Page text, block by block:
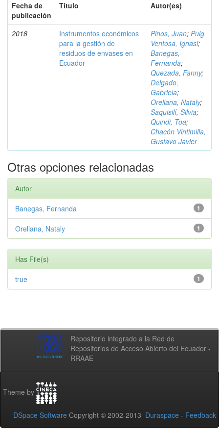
Fecha de
publicación
Título Autor(es)
2018
Instrumentos económicos
para la gestión de
residuos de envases en
Ecuador
Pinos, Juan; Puig
Ventosa, Ignasi;
Banegas,
Fernanda;
Quezada, Fanny;
Delgado,
Gabriela;
Orellana, Nataly;
Saquisilí, Silvia;
Quindi, Toa;
Chacón Vintimilla,
Gustavo Javier
Otras opciones relacionadas
Autor
1
Banegas, Fernanda
1
Orellana, Nataly
Has File(s)
1
true
Repositorio integrado a la Red de
Repositorios de Acceso Abierto del Ecuador -
RRAAE
Theme by
DSpace Software Copyright © 2002-2013 Duraspace - Feedback